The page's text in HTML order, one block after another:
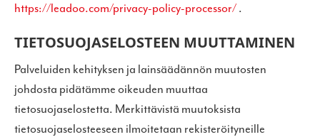
https://leadoo.com/privacy-policy-processor/.
TIETOSUOJASELOSTEEN MUUTTAMINEN
Palveluiden kehityksen ja lainsäädännön muutosten
johdosta pidätämme oikeuden muuttaa
tietosuojaselostetta. Merkittävistä muutoksista
tietosuojaselosteeseen ilmoitetaan rekisteröityneille